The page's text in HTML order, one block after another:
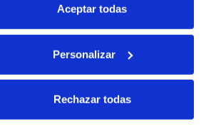
Aceptar todas
Personalizar
Rechazar todas